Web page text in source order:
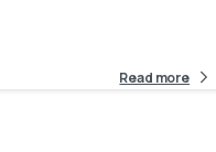
Read more